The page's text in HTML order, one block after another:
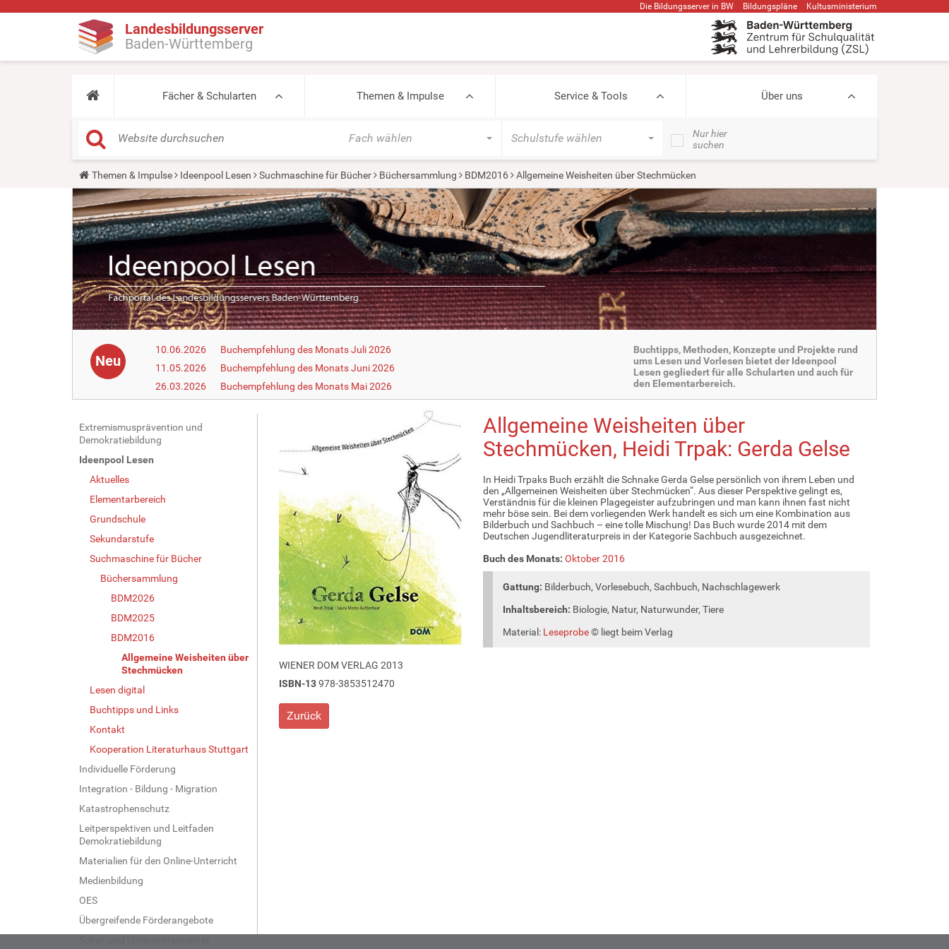
Die Bildungsserver in BW Bildungspläne Kultusministerium
Landesbildungsserver
Baden-Württemberg
Fächer & Schularten Themen & Impulse Service & Tools Über uns
Fach wählen Schulstufe wählen
Nur hier
suchen
Y
o
u
a
r
e
h
e
:
Themen & Impulse Ideenpool Lesen Suchmaschine für Bücher Büchersammlung BDM2016 Allgemeine Weisheiten über Stechmücken
Neu
10.06.2026
Buchempfehlung des Monats Juli 2026
11.05.2026
Buchempfehlung des Monats Juni 2026
26.03.2026
Buchempfehlung des Monats Mai 2026
Buchtipps, Methoden, Konzepte und Projekte rund
ums Lesen und Vorlesen bietet der Ideenpool
Lesen gegliedert für alle Schularten und auch für
den Elementarbereich.
N
a
v
Extremismusprävention und
Demokratiebildung
Ideenpool Lesen
Aktuelles
Elementarbereich
Grundschule
Sekundarstufe
Suchmaschine für Bücher
Büchersammlung
BDM2026
BDM2025
BDM2016
Allgemeine Weisheiten über
Stechmücken
Lesen digital
Buchtipps und Links
Kontakt
Kooperation Literaturhaus Stuttgart
Individuelle Förderung
Integration - Bildung - Migration
Katastrophenschutz
Leitperspektiven und Leitfaden
Demokratiebildung
Materialien für den Online-Unterricht
Medienbildung
OES
Übergreifende Förderangebote
WIENER DOM VERLAG 2013
ISBN-13978-3853512470
Allgemeine Weisheiten über
Stechmücken, Heidi Trpak: Gerda Gelse
In Heidi Trpaks Buch erzählt die Schnake Gerda Gelse persönlich von ihrem Leben und
den „Allgemeinen Weisheiten über Stechmücken“. Aus dieser Perspektive gelingt es,
Verständnis für die kleinen Plagegeister aufzubringen und man kann ihnen fast nicht
mehr böse sein. Bei dem vorliegenden Werk handelt es sich um eine Kombination aus
Bilderbuch und Sachbuch – eine tolle Mischung! Das Buch wurde 2014 mit dem
Deutschen Jugendliteraturpreis in der Kategorie Sachbuch ausgezeichnet.
Buch des Monats: Oktober 2016
Gattung: Bilderbuch, Vorlesebuch, Sachbuch, Nachschlagewerk
Inhaltsbereich: Biologie, Natur, Naturwunder, Tiere
Material: Leseprobe© liegt beim Verlag
Zurück